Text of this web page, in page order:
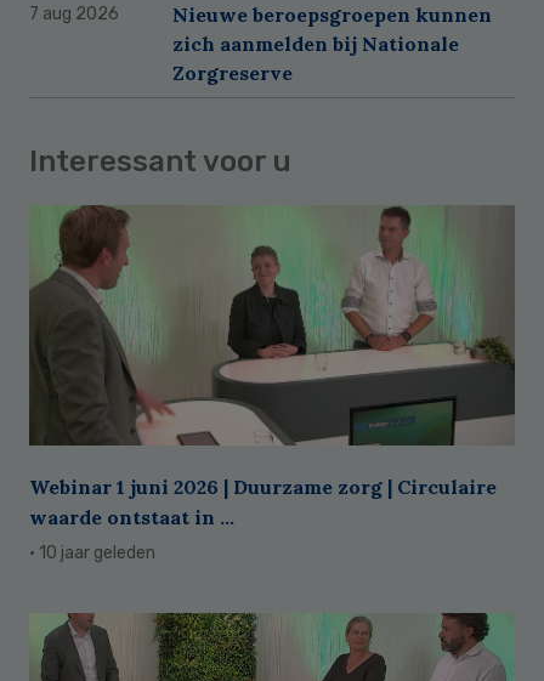
7 aug 2026
Nieuwe beroepsgroepen kunnen
zich aanmelden bij Nationale
Zorgreserve
Interessant voor u
Webinar 1 juni 2026 | Duurzame zorg | Circulaire
waarde ontstaat in ...
· 10 jaar geleden